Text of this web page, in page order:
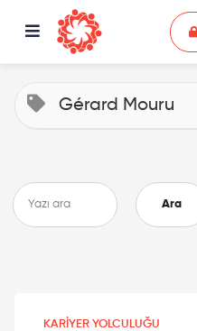
Gérard Mouru
Ara
KARIYER YOLCULUĞU